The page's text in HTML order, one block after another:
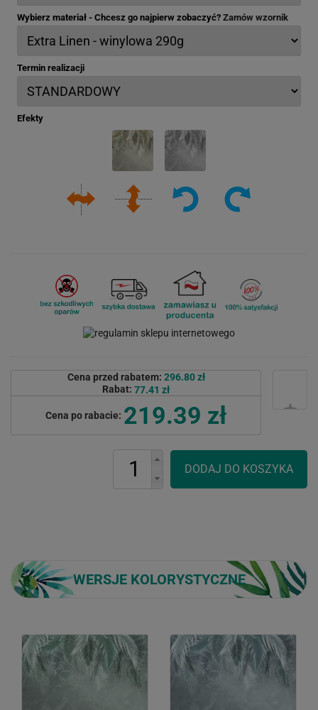
Wybierz materiał - Chcesz go najpierw zobaczyć? Zamów wzornik
Termin realizacji
Efekty
Cena przed rabatem: 296.80 zł
Rabat: 77.41 zł
Cena po rabacie: 219.39 zł
WERSJE KOLORYSTYCZNE